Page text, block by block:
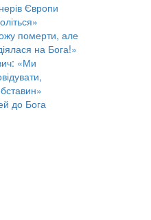
Європи
померти, але
на Бога!»
«Ми
до Бога